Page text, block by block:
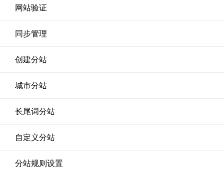
网站验证
同步管理
创建分站
城市分站
长尾词分站
自定义分站
分站规则设置